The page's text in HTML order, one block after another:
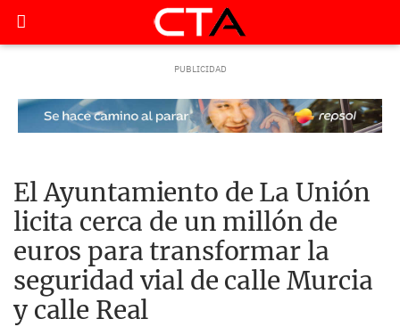
El Ayuntamiento de La Unión
licita cerca de un millón de
euros para transformar la
seguridad vial de calle Murcia
y calle Real